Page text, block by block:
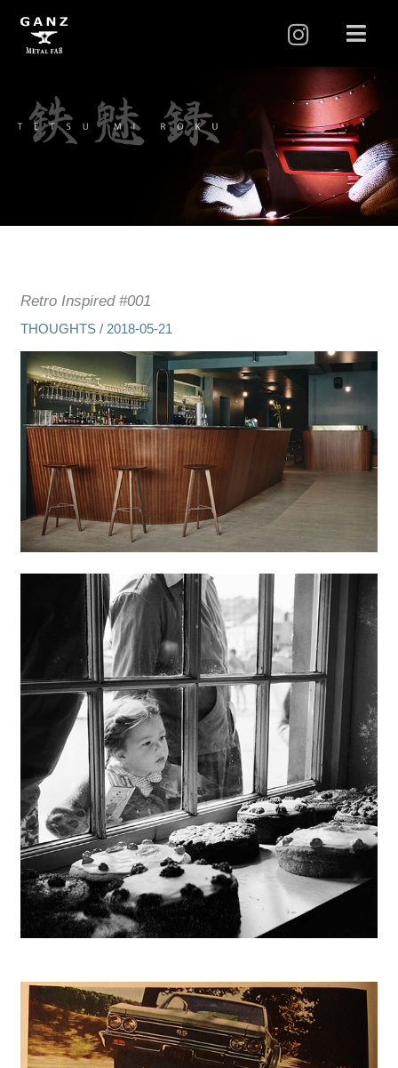
I
n
s
t
a
g
r
a
m
メ
ニ
ュ
ー
Retro Inspired #001
THOUGHTS / 2018-05-21